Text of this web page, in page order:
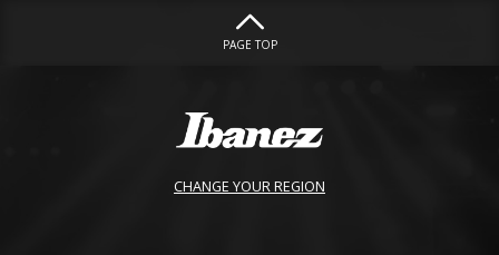
PAGE TOP
CHANGE YOUR REGION